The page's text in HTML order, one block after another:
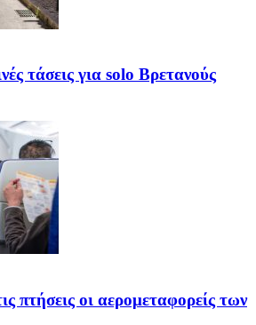
τάσεις για solo Βρετανούς
πτήσεις οι αερομεταφορείς των